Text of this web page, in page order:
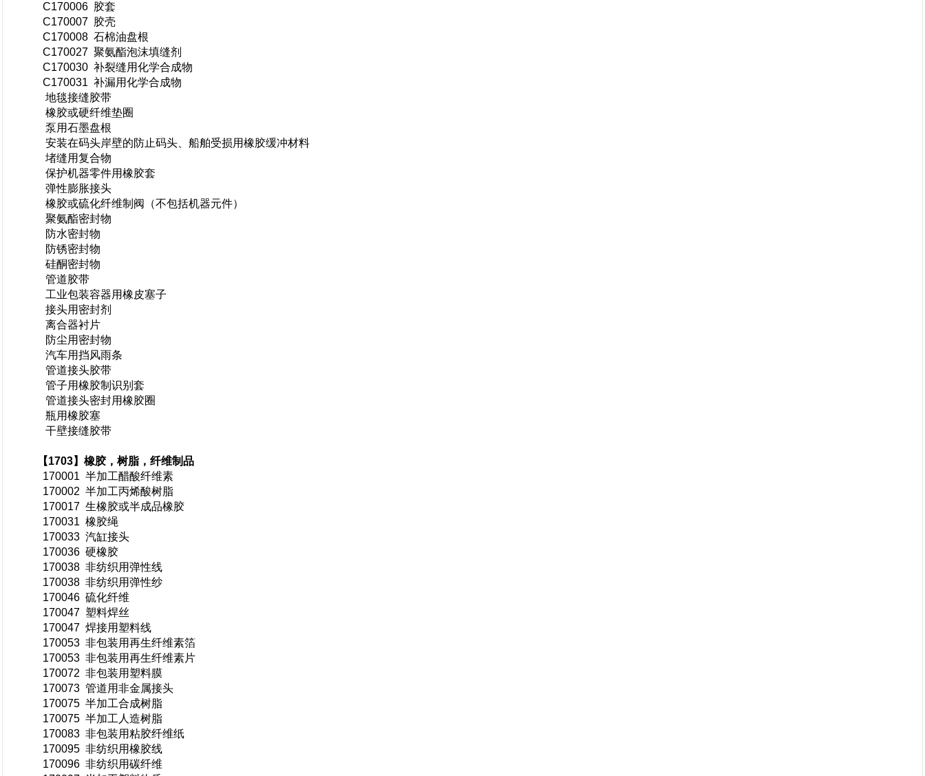
C170006 胶套
C170007 胶壳
C170008 石棉油盘根
C170027 聚氨酯泡沫填缝剂
C170030 补裂缝用化学合成物
C170031 补漏用化学合成物
地毯接缝胶带
橡胶或硬纤维垫圈
泵用石墨盘根
安装在码头岸壁的防止码头、船舶受损用橡胶缓冲材料
堵缝用复合物
保护机器零件用橡胶套
弹性膨胀接头
橡胶或硫化纤维制阀（不包括机器元件）
聚氨酯密封物
防水密封物
防锈密封物
硅酮密封物
管道胶带
工业包装容器用橡皮塞子
接头用密封剂
离合器衬片
防尘用密封物
汽车用挡风雨条
管道接头胶带
管子用橡胶制识别套
管道接头密封用橡胶圈
瓶用橡胶塞
干壁接缝胶带
【1703】橡胶，树脂，纤维制品
170001 半加工醋酸纤维素
170002 半加工丙烯酸树脂
170017 生橡胶或半成品橡胶
170031 橡胶绳
170033 汽缸接头
170036 硬橡胶
170038 非纺织用弹性线
170038 非纺织用弹性纱
170046 硫化纤维
170047 塑料焊丝
170047 焊接用塑料线
170053 非包装用再生纤维素箔
170053 非包装用再生纤维素片
170072 非包装用塑料膜
170073 管道用非金属接头
170075 半加工合成树脂
170075 半加工人造树脂
170083 非包装用粘胶纤维纸
170095 非纺织用橡胶线
170096 非纺织用碳纤维